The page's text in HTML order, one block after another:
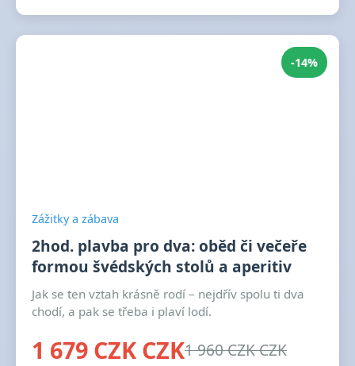
-14%
Zážitky a zábava
2hod. plavba pro dva: oběd či večeře
formou švédských stolů a aperitiv
Jak se ten vztah krásně rodí – nejdřív spolu ti dva
chodí, a pak se třeba i plaví lodí.
1 679 CZK CZK1 960 CZK CZK